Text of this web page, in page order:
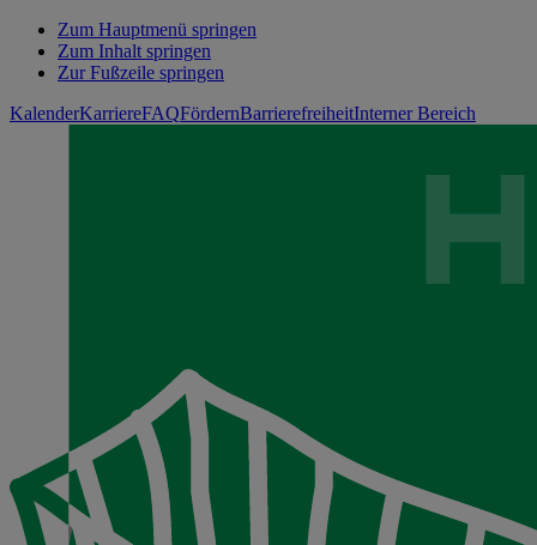
Zum Hauptmenü springen
Zum Inhalt springen
Zur Fußzeile springen
KalenderKarriereFAQFördernBarrierefreiheitInterner Bereich